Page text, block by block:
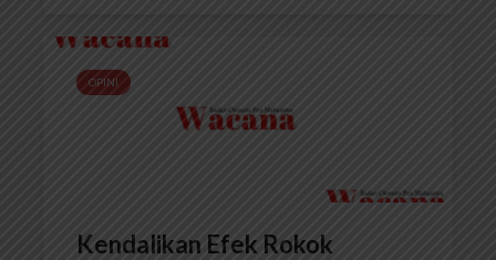
OPINI
Kendalikan Efek Rokok